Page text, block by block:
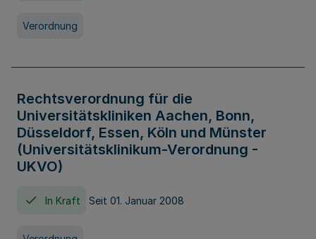
Verordnung
Rechtsverordnung für die
Universitätskliniken Aachen, Bonn,
Düsseldorf, Essen, Köln und Münster
(Universitätsklinikum-Verordnung -
UKVO)
In Kraft Seit 01. Januar 2008